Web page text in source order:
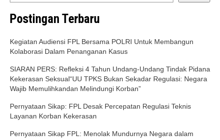
Postingan Terbaru
Kegiatan Audiensi FPL Bersama POLRI Untuk Membangun
Kolaborasi Dalam Penanganan Kasus
SIARAN PERS: Refleksi 4 Tahun Undang-Undang Tindak Pidana
Kekerasan Seksual“UU TPKS Bukan Sekadar Regulasi: Negara
Wajib Memulihkandan Melindungi Korban”
Pernyataan Sikap: FPL Desak Percepatan Regulasi Teknis
Layanan Korban Kekerasan
Pernyataan Sikap FPL: Menolak Mundurnya Negara dalam